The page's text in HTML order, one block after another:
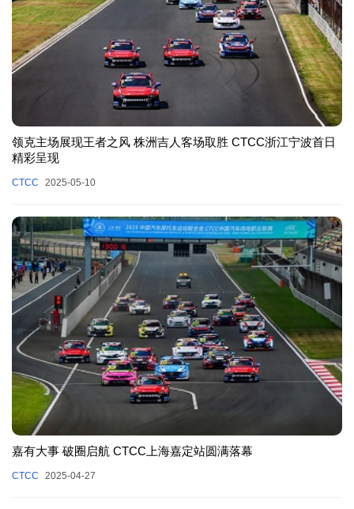
领克主场展现王者之风 株洲吉人客场取胜 CTCC浙江宁波首日
精彩呈现
CTCC 2025-05-10
嘉有大事 破圈启航 CTCC上海嘉定站圆满落幕
CTCC 2025-04-27